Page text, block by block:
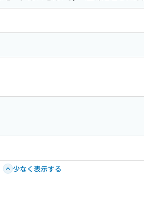
少なく表示する